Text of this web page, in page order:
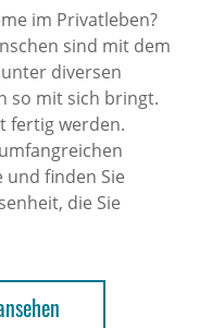
im Privatleben?
sind mit dem
diversen
so mit sich bringt.
fertig werden.
finden Sie
die Sie